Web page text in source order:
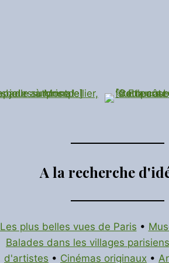
A la recherche
Les plus belles vues de Paris •
Balades dans les villages parisiens
d'artistes • Cinémas originaux •